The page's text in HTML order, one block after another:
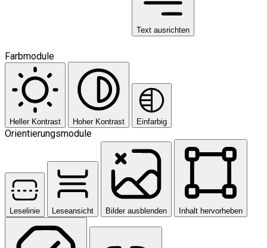
Text ausrichten
Farbmodule
Heller Kontrast Hoher Kontrast Einfarbig
Orientierungsmodule
Leselinie Leseansicht Bilder ausblenden Inhalt hervorheben